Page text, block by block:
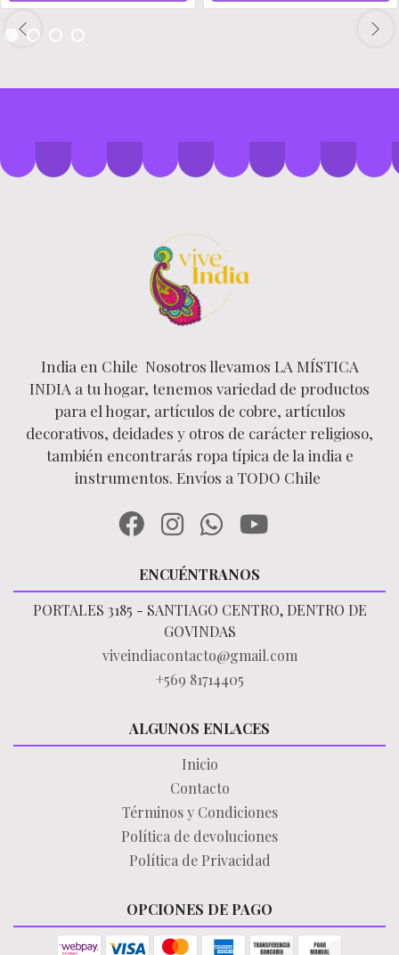
India en Chile Nosotros llevamos LA MÍSTICA
INDIA a tu hogar, tenemos variedad de productos
para el hogar, artículos de cobre, artículos
decorativos, deidades y otros de carácter religioso,
también encontrarás ropa típica de la india e
instrumentos. Envíos a TODO Chile
ENCUÉNTRANOS
PORTALES 3185 - SANTIAGO CENTRO, DENTRO DE
GOVINDAS
viveindiacontacto@gmail.com
+569 81714405
ALGUNOS ENLACES
Inicio
Contacto
Términos y Condiciones
Política de devoluciones
Política de Privacidad
OPCIONES DE PAGO